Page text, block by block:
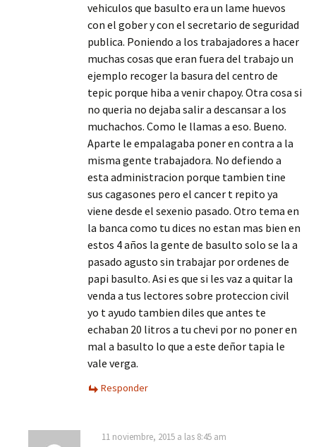
vehiculos que basulto era un lame huevos
con el gober y con el secretario de seguridad
publica. Poniendo a los trabajadores a hacer
muchas cosas que eran fuera del trabajo un
ejemplo recoger la basura del centro de
tepic porque hiba a venir chapoy. Otra cosa si
no queria no dejaba salir a descansar a los
muchachos. Como le llamas a eso. Bueno.
Aparte le empalagaba poner en contra a la
misma gente trabajadora. No defiendo a
esta administracion porque tambien tine
sus cagasones pero el cancer t repito ya
viene desde el sexenio pasado. Otro tema en
la banca como tu dices no estan mas bien en
estos 4 años la gente de basulto solo se la a
pasado agusto sin trabajar por ordenes de
papi basulto. Asi es que si les vaz a quitar la
venda a tus lectores sobre proteccion civil
yo t ayudo tambien diles que antes te
echaban 20 litros a tu chevi por no poner en
mal a basulto lo que a este deñor tapia le
vale verga.
Responder
11 noviembre, 2015 a las 8:45 am